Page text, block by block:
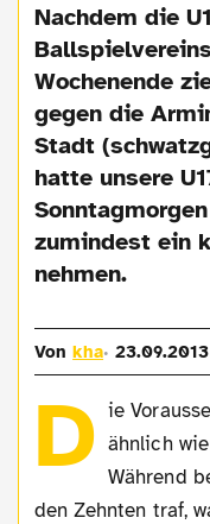
Nachdem die
Wochenende
gegen die
Stadt
hatte unsere
zumindest ein
nehmen.
Vonkha
D ie
ähnlich
Während
den Zehnten traf,